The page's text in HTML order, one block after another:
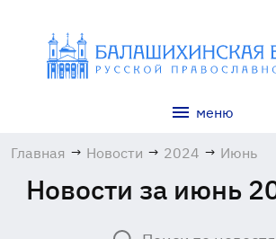
меню
Главная → Новости → 2024 → Июнь
Новости за июнь